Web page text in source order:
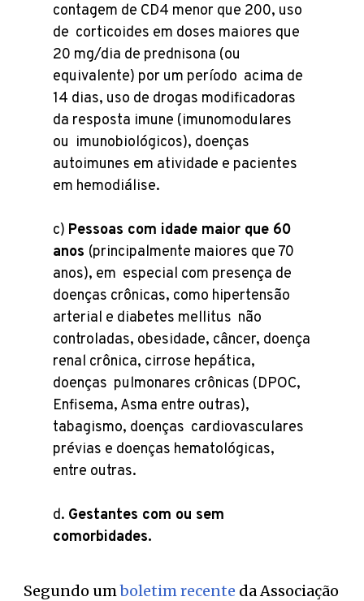
contagem de CD4 menor que 200, uso
de corticoides em doses maiores que
20 mg/dia de prednisona (ou
equivalente) por um período acima de
14 dias, uso de drogas modificadoras
da resposta imune (imunomodulares
ou imunobiológicos), doenças
autoimunes em atividade e pacientes
em hemodiálise.
c) Pessoas com idade maior que 60
anos (principalmente maiores que 70
anos), em especial com presença de
doenças crônicas, como hipertensão
arterial e diabetes mellitus não
controladas, obesidade, câncer, doença
renal crônica, cirrose hepática,
doenças pulmonares crônicas (DPOC,
Enfisema, Asma entre outras),
tabagismo, doenças cardiovasculares
prévias e doenças hematológicas,
entre outras.
d. Gestantes com ou sem
comorbidades.
Segundo umboletim recente da Associação